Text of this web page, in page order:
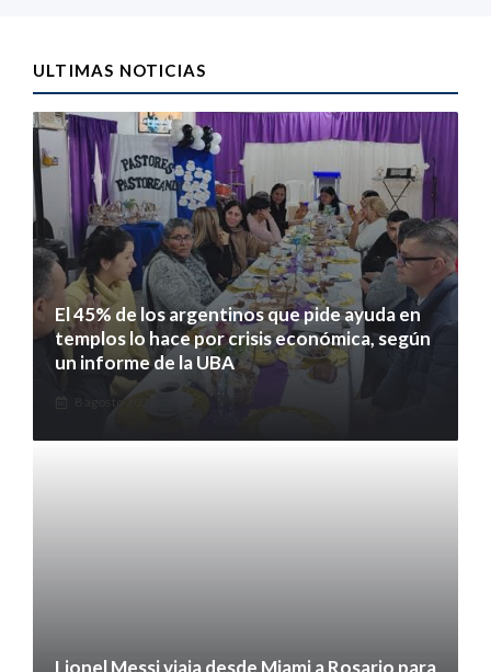
ULTIMAS NOTICIAS
El 45% de los argentinos que pide ayuda en
templos lo hace por crisis económica, según
un informe de la UBA
8 agosto 2026
Lionel Messi viaja desde Miami a Rosario para